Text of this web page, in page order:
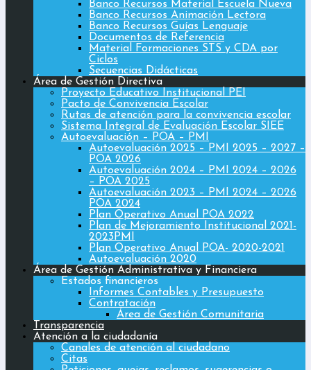
Banco Recursos Material Escuela Nueva
Banco Recursos Animación Lectora
Banco Recursos Guías Lenguaje
Documentos de Referencia
Material Formaciones STS y CDA por
Ciclos
Secuencias Didácticas
Área de Gestión Directiva
Proyecto Educativo Institucional PEI
Pacto de Convivencia Escolar
Rutas de atención para la convivencia escolar
Sistema Integral de Evaluación Escolar SIEE
Autoevaluación – POA – PMI
Autoevaluación 2025 – PMI 2025 – 2027 –
POA 2026
Autoevaluación 2024 – PMI 2024 – 2026
– POA 2025
Autoevaluación 2023 – PMI 2024 – 2026
POA 2024
Plan Operativo Anual POA 2022
Plan de Mejoramiento Institucional 2021-
2023PMI
Plan Operativo Anual POA- 2020-2021
Autoevaluación 2020
Área de Gestión Administrativa y Financiera
Estados financieros
Informes Contables y Presupuesto
Contratación
Área de Gestión Comunitaria
Transparencia
Atención a la ciudadanía
Canales de atención al ciudadano
Citas